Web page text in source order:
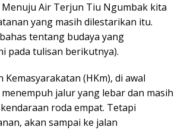
Air Terjun Tiu Ngumbak kita
yang masih dilestarikan itu.
tentang budaya yang
pada tulisan berikutnya).
Kemasyarakatan (HKm), di awal
jalur yang lebar dan masih
roda empat. Tetapi
akan sampai ke jalan